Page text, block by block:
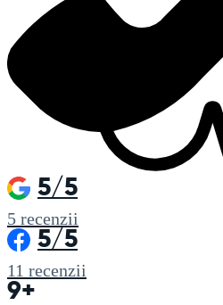
5/5
5 recenzii
5/5
11 recenzii
9+